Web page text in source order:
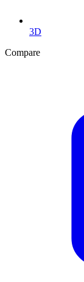
3D
Compare